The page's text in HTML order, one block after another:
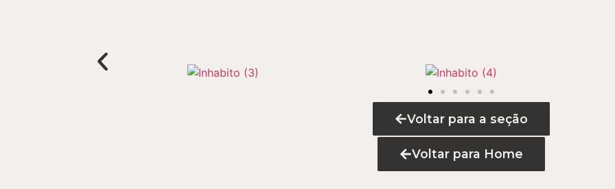
Voltar para a seção
Voltar para Home